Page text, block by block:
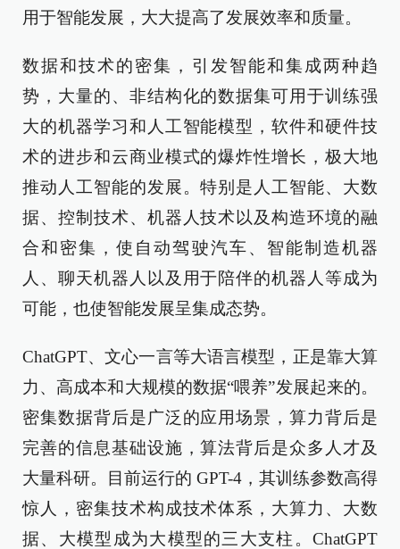
用于智能发展，大大提高了发展效率和质量。
数据和技术的密集，引发智能和集成两种趋
势，大量的、非结构化的数据集可用于训练强
大的机器学习和人工智能模型，软件和硬件技
术的进步和云商业模式的爆炸性增长，极大地
推动人工智能的发展。特别是人工智能、大数
据、控制技术、机器人技术以及构造环境的融
合和密集，使自动驾驶汽车、智能制造机器
人、聊天机器人以及用于陪伴的机器人等成为
可能，也使智能发展呈集成态势。
ChatGPT、文心一言等大语言模型，正是靠大算
力、高成本和大规模的数据“喂养”发展起来的。
密集数据背后是广泛的应用场景，算力背后是
完善的信息基础设施，算法背后是众多人才及
大量科研。目前运行的 GPT-4，其训练参数高得
惊人，密集技术构成技术体系，大算力、大数
据、大模型成为大模型的三大支柱。ChatGPT